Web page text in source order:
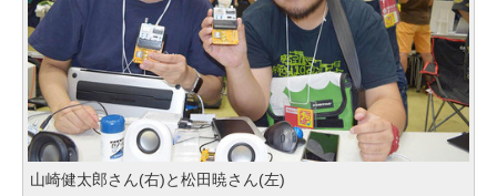
山崎健太郎さん(右)と松田暁さん(左)